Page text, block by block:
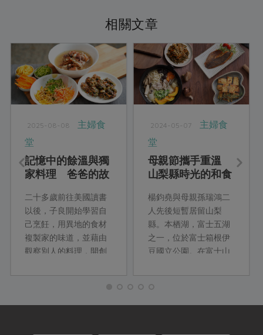
相關文章
2025-08-08
主婦食
堂
記憶中的餘溫與獨
家料理 爸爸的故
二十多歲前往美國讀書
以後，子良開始學習自
己烹飪，用異地的食材
複製家的味道，並藉由
觀察別人的料理，開創
良而言，傳承父親家鄉
起煮食責任的脈絡，也
2024-05-07
主婦食
堂
母親節攜手重溫
山梨縣時光的和食
楊鈞堯與母親孫瑞鴻二
人先後短暫居留山梨
縣。本栖湖，富士五湖
之一，位於富士箱根伊
豆國立公園。在富士山
季清朗的日子裡，他們
化、季節旬味收納進餐